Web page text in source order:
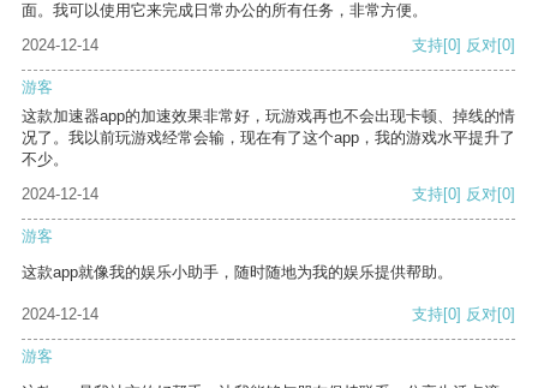
面。我可以使用它来完成日常办公的所有任务，非常方便。
2024-12-14
支持[0] 反对[0]
游客
这款加速器app的加速效果非常好，玩游戏再也不会出现卡顿、掉线的情
况了。我以前玩游戏经常会输，现在有了这个app，我的游戏水平提升了
不少。
2024-12-14
支持[0] 反对[0]
游客
这款app就像我的娱乐小助手，随时随地为我的娱乐提供帮助。
2024-12-14 支持[0] 反对[0]
游客